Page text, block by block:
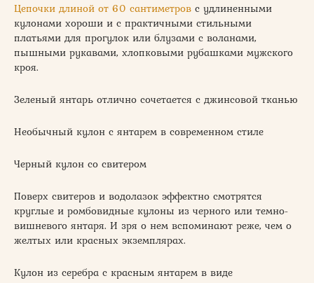
Цепочки длиной от 60 сантиметров с удлиненными
кулонами хороши и с практичными стильными
платьями для прогулок или блузами с воланами,
пышными рукавами, хлопковыми рубашками мужского
кроя.
Зеленый янтарь отлично сочетается с джинсовой тканью
Необычный кулон с янтарем в современном стиле
Черный кулон со свитером
Поверх свитеров и водолазок эффектно смотрятся
круглые и ромбовидные кулоны из черного или темно-
вишневого янтаря. И зря о нем вспоминают реже, чем о
желтых или красных экземплярах.
Кулон из серебра с красным янтарем в виде